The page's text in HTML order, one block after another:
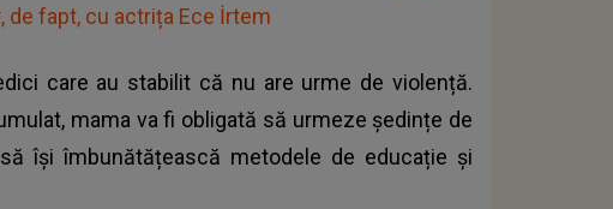
de fapt, cu actrița Ece İrtem
care au stabilit că nu are urme de violență.
mama va fi obligată să urmeze ședințe de
își îmbunătățească metodele de educație și